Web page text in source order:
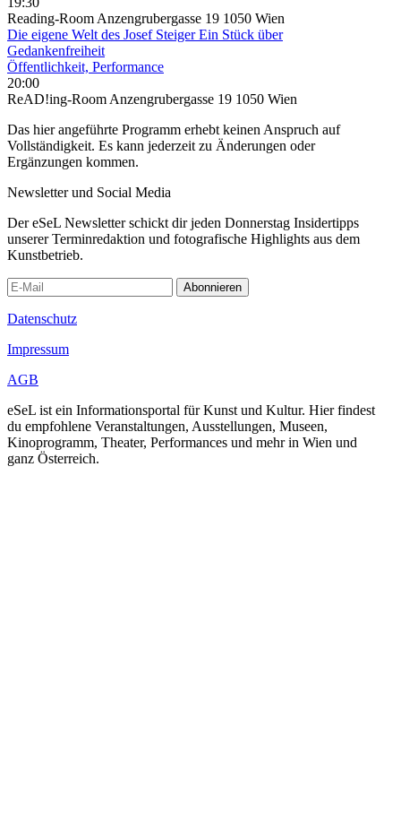
Reading-Room Anzengrubergasse 19 1050 Wien
Die eigene Welt des Josef Steiger Ein Stück über
Gedankenfreiheit
Öffentlichkeit, Performance
20:00
ReAD!ing-Room Anzengrubergasse 19 1050 Wien
Das hier angeführte Programm erhebt keinen Anspruch auf
Vollständigkeit. Es kann jederzeit zu Änderungen oder
Ergänzungen kommen.
Newsletter und Social Media
Der eSeL Newsletter schickt dir jeden Donnerstag Insidertipps
unserer Terminredaktion und fotografische Highlights aus dem
Kunstbetrieb.
Abonnieren
Datenschutz
Impressum
AGB
eSeL ist ein Informationsportal für Kunst und Kultur. Hier findest
du empfohlene Veranstaltungen, Ausstellungen, Museen,
Kinoprogramm, Theater, Performances und mehr in Wien und
ganz Österreich.